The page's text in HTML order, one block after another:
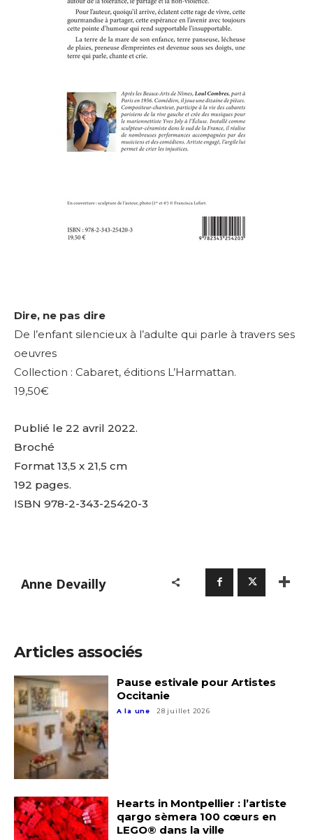
J'accepte lestermes et conditions
* Champ obligatoire
Nom
Prénom
Statut / Organisation
J'accepte lestermes et conditions
Dire, ne pas dire
De l’enfant silencieux à l’adulte qui parle à travers ses
oeuvres
Collection : Cabaret, éditions L’Harmattan.
19,50€
Publié le 22 avril 2022.
Broché
Format 13,5 x 21,5 cm
192 pages.
ISBN 978-2-343-25420-3
Anne Devailly
Articles associés
Pause estivale pour Artistes
Occitanie
A la une 28 juillet 2026
Hearts in Montpellier : l’artiste
qargo sèmera 100 cœurs en
LEGO® dans la ville